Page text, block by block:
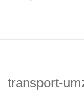
transport-